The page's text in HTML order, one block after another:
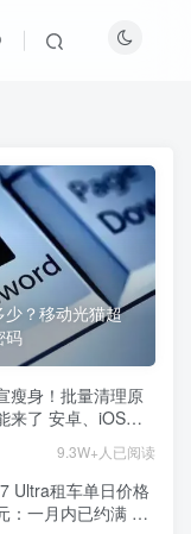
？移动光猫超
码
瘦身！批量清理原
来了 安卓、iOS均
9.3W+人已阅读
Ultra租车单日价格
：一月内已约满 预